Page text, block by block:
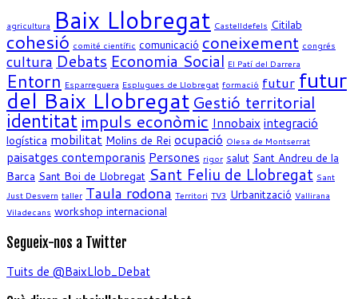
agricultura Baix Llobregat Castelldefels Citilab
cohesió comité científic comunicació coneixement congrés
cultura Debats Economia Social El Patí del Darrera
Entorn Esparreguera Esplugues de Llobregat formació futur futur
del Baix Llobregat Gestió territorial
identitat impuls econòmic Innobaixintegració
logística mobilitat Molins de Rei ocupació Olesa de Montserrat
paisatges contemporanis Persones rigor salut Sant Andreu de la
Barca Sant Boi de Llobregat Sant Feliu de Llobregat Sant
Just Desvern taller Taula rodona Territori TV3 Urbanització Vallirana
Viladecans workshop internacional
Segueix-nos a Twitter
Tuits de @BaixLlob_Debat